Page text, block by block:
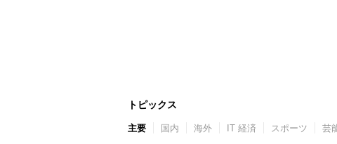
トピックス
主要 国内 海外 IT 経済 スポーツ 芸